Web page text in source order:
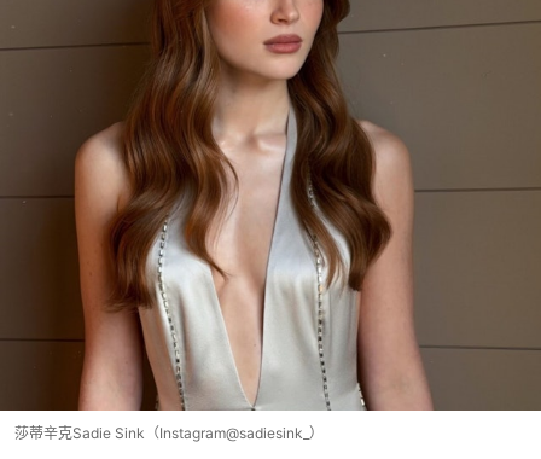
莎蒂辛克Sadie Sink（Instagram@sadiesink_）